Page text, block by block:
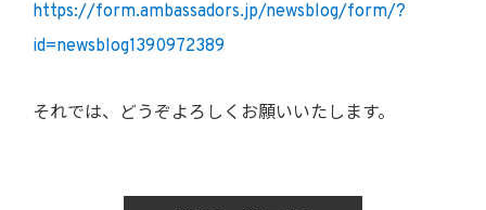
https://form.ambassadors.jp/newsblog/form/?
id=newsblog1390972389
それでは、どうぞよろしくお願いいたします。